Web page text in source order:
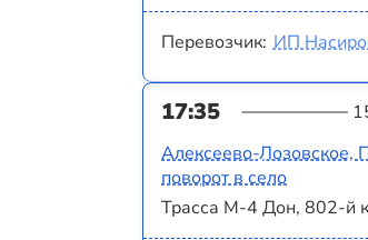
Перевозчик: ИП
17:35
Алексеево-Лозовское,
поворот в село
Трасса М-4 Дон, 802-й